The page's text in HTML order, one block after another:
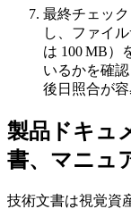
最終チェック
し、ファイ
は 100 MB）
いるかを確
後日照合が容
製品ドキュ
書、マニュ
技術文書は視覚資